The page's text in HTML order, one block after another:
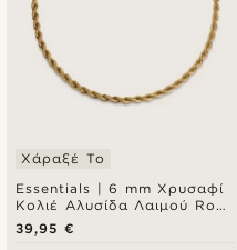
Essentials | 6 mm Χρυσαφί
Κολιέ Αλυσίδα Λαιμού Rope
Chain
Χάραξέ Το
39,95 €